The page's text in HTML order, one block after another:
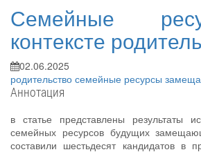
Семейные
контексте
02.06.2025
родительство семейные ресурсы
Аннотация
в статье представлены результаты
семейных ресурсов будущих
составили шестьдесят кандидатов в